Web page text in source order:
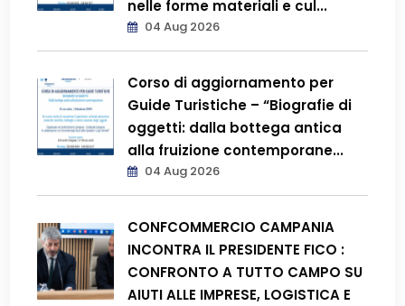
nelle forme materiali e cul...
04 Aug 2026
Corso di aggiornamento per
Guide Turistiche – “Biografie di
oggetti: dalla bottega antica
alla fruizione contemporane...
04 Aug 2026
CONFCOMMERCIO CAMPANIA
INCONTRA IL PRESIDENTE FICO :
CONFRONTO A TUTTO CAMPO SU
AIUTI ALLE IMPRESE, LOGISTICA E